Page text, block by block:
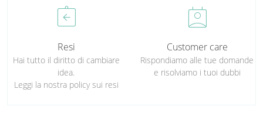
assignment_return
Resi
Hai tutto il diritto di cambiare
idea.
Leggi la nostra policy sui resi
perm_contact_calendar
Customer care
Rispondiamo alle tue domande
e risolviamo i tuoi dubbi